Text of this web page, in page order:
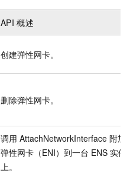
API 概述
创建弹性网卡。
删除弹性网卡。
调用 AttachNetworkInterface 附加
弹性网卡（ENI）到一台 ENS 实例
上。